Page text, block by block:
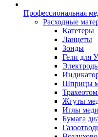
Профессиональная
Расходные
Катетеры
Ланцеты
Зонды
Гели для
Шприцы
Жгуты
Иглы
Бумага